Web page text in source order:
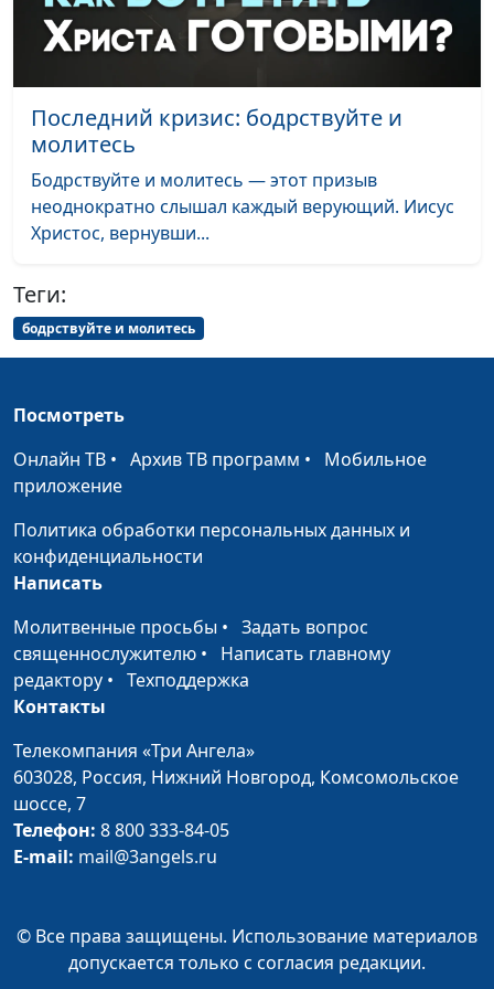
кандидат
исторических наук,
научной работе
Если христианин не
Игорь Кириченко,
магистр богословия,
кандидат
Я знаю о Боге, но не
исторических наук,
проректор ЗАУ по
Мысли: о чём стоит
подумать каждому
Игорь Кириченко,
кандидат
исторических наук,
Как воплощать
библейское мышление в
жизнь
Дмитрий Фокин,
Как контролировать
свои мысли
Дмитрий Фокин,
Последний кризис: бодрствуйте и
молитесь
Бодрствуйте и молитесь — этот призыв
неоднократно слышал каждый верующий. Иисус
Христос, вернувши...
Теги:
бодрствуйте и молитесь
Посмотреть
Онлайн ТВ • Архив ТВ программ • Мобильное
приложение
Политика обработки персональных данных и
конфиденциальности
Написать
Молитвенные просьбы • Задать вопрос
священнослужителю • Написать главному
редактору • Техподдержка
Контакты
Телекомпания «Три Ангела»
603028, Россия, Нижний Новгород, Комсомольское
шоссе, 7
Телефон: 8 800 333-84-05
E-mail: mail@3angels.ru
© Все права защищены. Использование материалов
допускается только с согласия редакции.